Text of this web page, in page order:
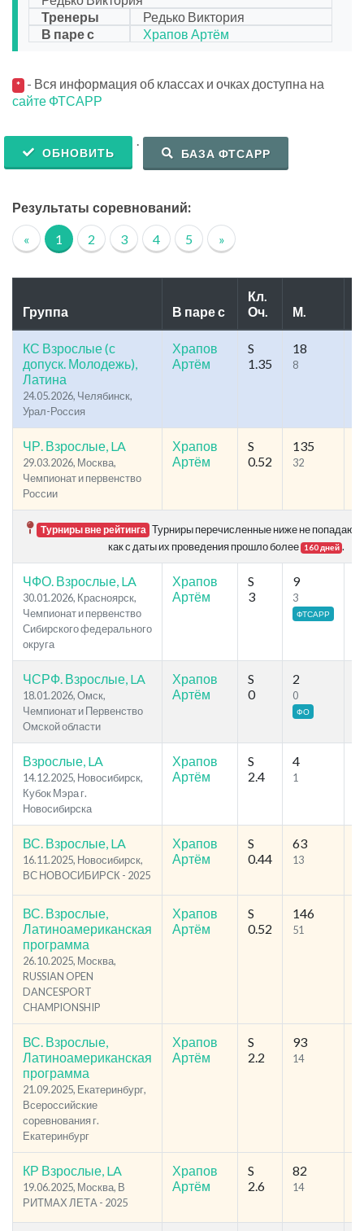
Тренеры
Редько Виктория
В паре с
Храпов Артём
* - Вся информация об классах и очках доступна на
сайте ФТСАРР
ОБНОВИТЬ
.
БАЗА ФТСАРР
Результаты соревнований:
« 1 2 3 4 5 »
Группа В паре с
Кл.
Оч.
М.
КС Взрослые (с
допуск. Молодежь),
Латина
24.05.2026, Челябинск,
Урал-Россия
Храпов
Артём
S
1.35
18
8
ЧР. Взрослые, LA
29.03.2026, Москва,
Чемпионат и первенство
России
Храпов
Артём
S
0.52
135
32
Турниры вне рейтинга Турниры перечисленные ниже не попадают
как с даты их проведения прошло более
160 дней .
ЧФО. Взрослые, LA
30.01.2026, Красноярск,
Чемпионат и первенство
Сибирского федерального
округа
Храпов
Артём
S
3
9
3
ФТСАРР
ЧСРФ. Взрослые, LA
18.01.2026, Омск,
Чемпионат и Первенство
Омской области
Храпов
Артём
S
0
2
0
ФО
Взрослые, LA
14.12.2025, Новосибирск,
Кубок Мэра г.
Новосибирска
Храпов
Артём
S
2.4
4
1
ВС. Взрослые, LA
16.11.2025, Новосибирск,
ВС НОВОСИБИРСК - 2025
Храпов
Артём
S
0.44
63
13
ВС. Взрослые,
Латиноамериканская
программа
26.10.2025, Москва,
RUSSIAN OPEN
DANCESPORT
CHAMPIONSHIP
Храпов
Артём
S
0.52
146
51
ВС. Взрослые,
Латиноамериканская
программа
21.09.2025, Екатеринбург,
Всероссийские
соревнования г.
Екатеринбург
Храпов
Артём
S
2.2
93
14
КР Взрослые, LA
19.06.2025, Москва, В
РИТМАХ ЛЕТА - 2025
Храпов
Артём
S
2.6
82
14